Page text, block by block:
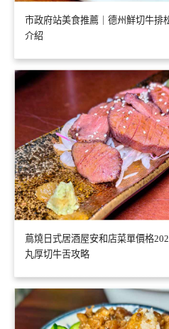
市政府站美食推薦｜德州鮮切牛排
介紹
蔦燒日式居酒屋安和店菜單價格
丸厚切牛舌攻略